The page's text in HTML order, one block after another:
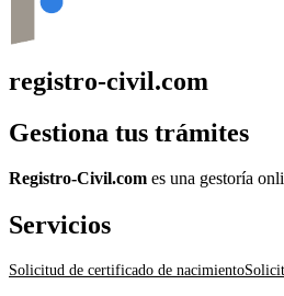
registro-civil.com
Gestiona tus trámites
Registro-Civil.com es una gestoría
Servicios
Solicitud de certificado de nacimiento